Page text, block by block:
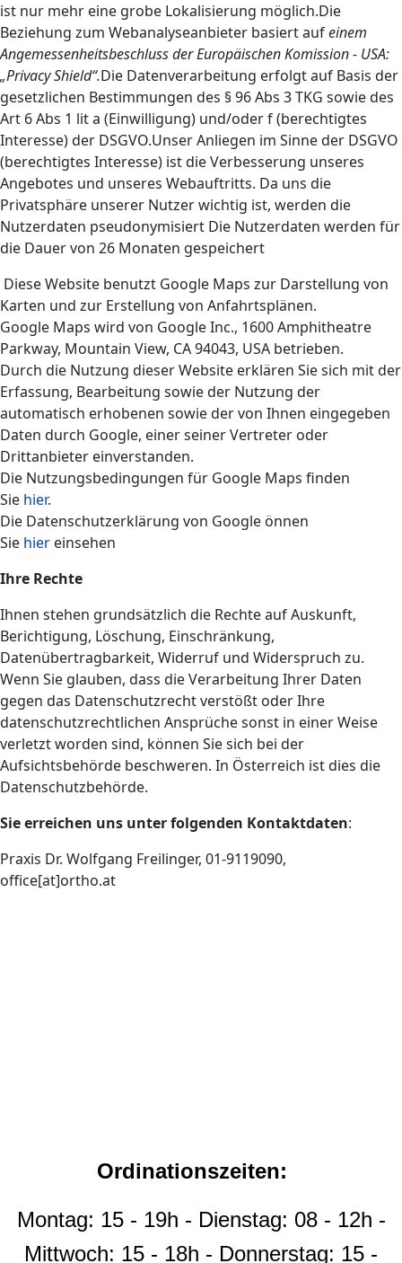
ist nur mehr eine grobe Lokalisierung möglich.Die
Beziehung zum Webanalyseanbieter basiert aufeinem
Angemessenheitsbeschluss der Europäischen Komission - USA:
„Privacy Shield“.Die Datenverarbeitung erfolgt auf Basis der
gesetzlichen Bestimmungen des § 96 Abs 3 TKG sowie des
Art 6 Abs 1 lit a (Einwilligung) und/oder f (berechtigtes
Interesse) der DSGVO.Unser Anliegen im Sinne der DSGVO
(berechtigtes Interesse) ist die Verbesserung unseres
Angebotes und unseres Webauftritts. Da uns die
Privatsphäre unserer Nutzer wichtig ist, werden die
Nutzerdaten pseudonymisiert Die Nutzerdaten werden für
die Dauer von 26 Monaten gespeichert
Diese Website benutzt Google Maps zur Darstellung von
Karten und zur Erstellung von Anfahrtsplänen.
Google Maps wird von Google Inc., 1600 Amphitheatre
Parkway, Mountain View, CA 94043, USA betrieben.
Durch die Nutzung dieser Website erklären Sie sich mit der
Erfassung, Bearbeitung sowie der Nutzung der
automatisch erhobenen sowie der von Ihnen eingegeben
Daten durch Google, einer seiner Vertreter oder
Drittanbieter einverstanden.
Die Nutzungsbedingungen für Google Maps finden
Sie hier.
Die Datenschutzerklärung von Google önnen
Sie hier einsehen
Ihre Rechte
Ihnen stehen grundsätzlich die Rechte auf Auskunft,
Berichtigung, Löschung, Einschränkung,
Datenübertragbarkeit, Widerruf und Widerspruch zu.
Wenn Sie glauben, dass die Verarbeitung Ihrer Daten
gegen das Datenschutzrecht verstößt oder Ihre
datenschutzrechtlichen Ansprüche sonst in einer Weise
verletzt worden sind, können Sie sich bei der
Aufsichtsbehörde beschweren. In Österreich ist dies die
Datenschutzbehörde.
Sie erreichen uns unter folgenden Kontaktdaten:
Praxis Dr. Wolfgang Freilinger, 01-9119090,
office[at]ortho.at
Ordinationszeiten:
Montag: 15 - 19h - Dienstag: 08 - 12h -
Mittwoch: 15 - 18h - Donnerstag: 15 -